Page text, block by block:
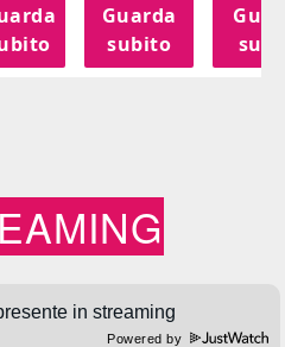
Guarda
subito
Powered by